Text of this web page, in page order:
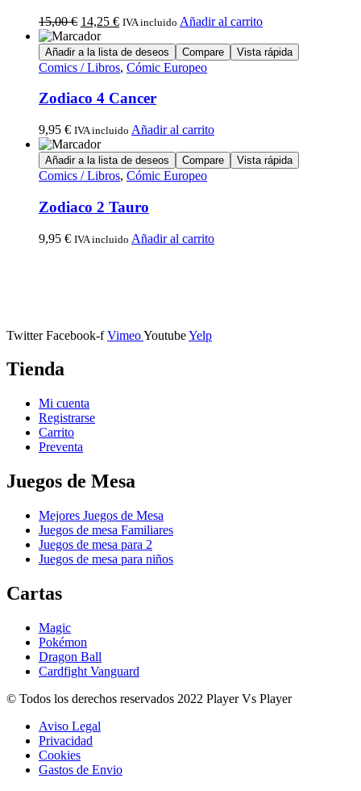
15,00€ 14,25 € IVA incluido Añadir al carrito
Añadir a la lista de deseos Compare Vista rápida
Comics / Libros, Cómic Europeo
Zodiaco 4 Cancer
9,95 € IVA incluido Añadir al carrito
Añadir a la lista de deseos Compare Vista rápida
Comics / Libros, Cómic Europeo
Zodiaco 2 Tauro
9,95 € IVA incluido Añadir al carrito
Twitter Facebook-f VimeoYoutubeYelp
Tienda
Mi cuenta
Registrarse
Carrito
Preventa
Juegos de Mesa
Mejores Juegos de Mesa
Juegos de mesa Familiares
Juegos de mesa para 2
Juegos de mesa para niños
Cartas
Magic
Pokémon
Dragon Ball
Cardfight Vanguard
© Todos los derechos reservados 2022 Player Vs Player
Aviso Legal
Privacidad
Cookies
Gastos de Envio